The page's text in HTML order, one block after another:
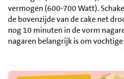
vermogen (600-700 Watt).
de bovenzijde van de cake net
nog 10 minuten in de vorm
nagaren belangrijk is om